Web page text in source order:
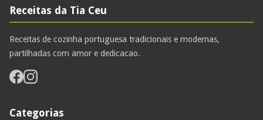
Receitas da Tia Ceu
Receitas de cozinha portuguesa tradicionais e modernas,
partilhadas com amor e dedicacao.
Categorias